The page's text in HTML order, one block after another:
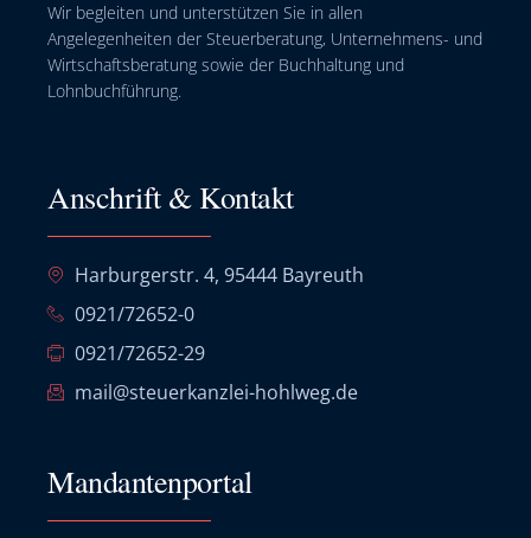
Wir begleiten und unterstützen Sie in allen
Angelegenheiten der Steuerberatung, Unternehmens- und
Wirtschaftsberatung sowie der Buchhaltung und
Lohnbuchführung.
Anschrift & Kontakt
Harburgerstr. 4, 95444 Bayreuth
0921/72652-0
0921/72652-29
mail@steuerkanzlei-hohlweg.de
Mandantenportal